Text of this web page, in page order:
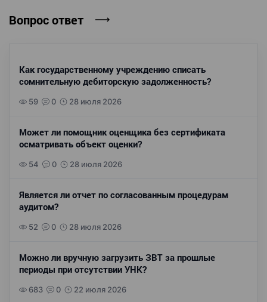
Вопрос ответ
Как государственному учреждению списать
сомнительную дебиторскую задолженность?
59 0 28 июля 2026
Может ли помощник оценщика без сертификата
осматривать объект оценки?
54 0 28 июля 2026
Является ли отчет по согласованным процедурам
аудитом?
52 0 28 июля 2026
Можно ли вручную загрузить ЗВТ за прошлые
периоды при отсутствии УНК?
683 0 22 июля 2026